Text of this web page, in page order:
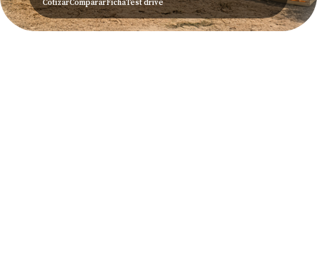
CotizarCompararFichaTest drive